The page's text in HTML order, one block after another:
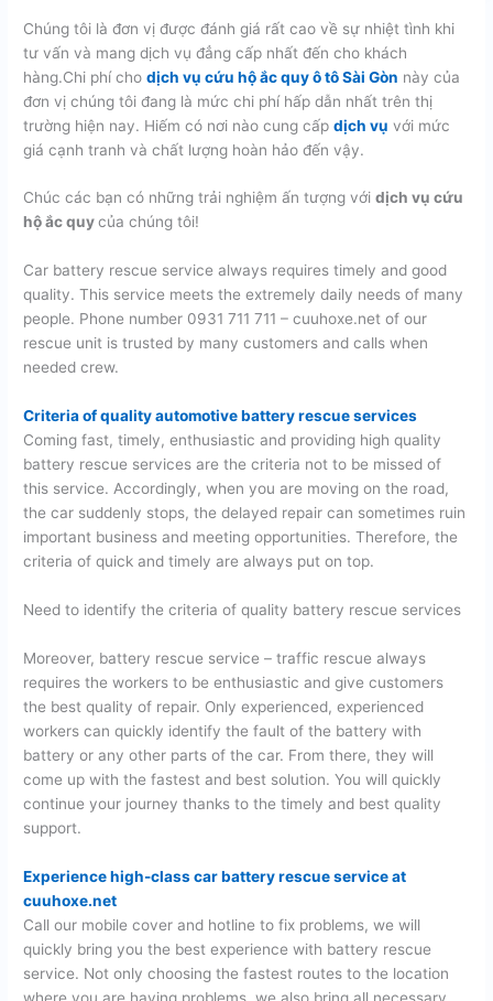
Chúng tôi là đơn vị được đánh giá rất cao về sự nhiệt tình khi
tư vấn và mang dịch vụ đẳng cấp nhất đến cho khách
hàng.Chi phí chodịch vụ cứu hộ ắc quy ô tô Sài Gòn này của
đơn vị chúng tôi đang là mức chi phí hấp dẫn nhất trên thị
trường hiện nay. Hiếm có nơi nào cung cấpdịch vụ với mức
giá cạnh tranh và chất lượng hoàn hảo đến vậy.
Chúc các bạn có những trải nghiệm ấn tượng vớidịch vụ cứu
hộ ắc quycủa chúng tôi!
Car battery rescue service always requires timely and good
quality. This service meets the extremely daily needs of many
people. Phone number 0931 711 711 – cuuhoxe.net of our
rescue unit is trusted by many customers and calls when
needed crew.
Criteria of quality automotive battery rescue services
Coming fast, timely, enthusiastic and providing high quality
battery rescue services are the criteria not to be missed of
this service. Accordingly, when you are moving on the road,
the car suddenly stops, the delayed repair can sometimes ruin
important business and meeting opportunities. Therefore, the
criteria of quick and timely are always put on top.
Need to identify the criteria of quality battery rescue services
Moreover, battery rescue service – traffic rescue always
requires the workers to be enthusiastic and give customers
the best quality of repair. Only experienced, experienced
workers can quickly identify the fault of the battery with
battery or any other parts of the car. From there, they will
come up with the fastest and best solution. You will quickly
continue your journey thanks to the timely and best quality
support.
Experience high-class car battery rescue service at
cuuhoxe.net
Call our mobile cover and hotline to fix problems, we will
quickly bring you the best experience with battery rescue
service. Not only choosing the fastest routes to the location